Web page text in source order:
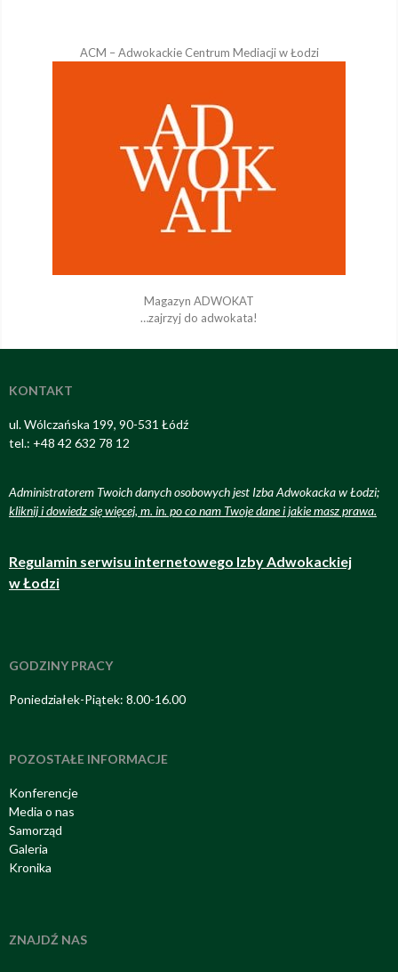
ACM – Adwokackie Centrum Mediacji w Łodzi
Magazyn ADWOKAT
…zajrzyj do adwokata!
KONTAKT
ul. Wólczańska 199, 90-531 Łódź
tel.: +48 42 632 78 12
Administratorem Twoich danych osobowych jest Izba Adwokacka w Łodzi;
kliknij i dowiedz się więcej, m. in. po co nam Twoje dane i jakie masz prawa.
Regulamin serwisu internetowego Izby Adwokackiej
w Łodzi
GODZINY PRACY
Poniedziałek-Piątek: 8.00-16.00
POZOSTAŁE INFORMACJE
Konferencje
Media o nas
Samorząd
Galeria
Kronika
ZNAJDŹ NAS